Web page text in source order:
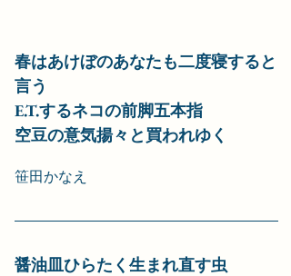
春はあけぼのあなたも二度寝すると
言う
E.T.するネコの前脚五本指
空豆の意気揚々と買われゆく
笹田かなえ
醤油皿ひらたく生まれ直す虫